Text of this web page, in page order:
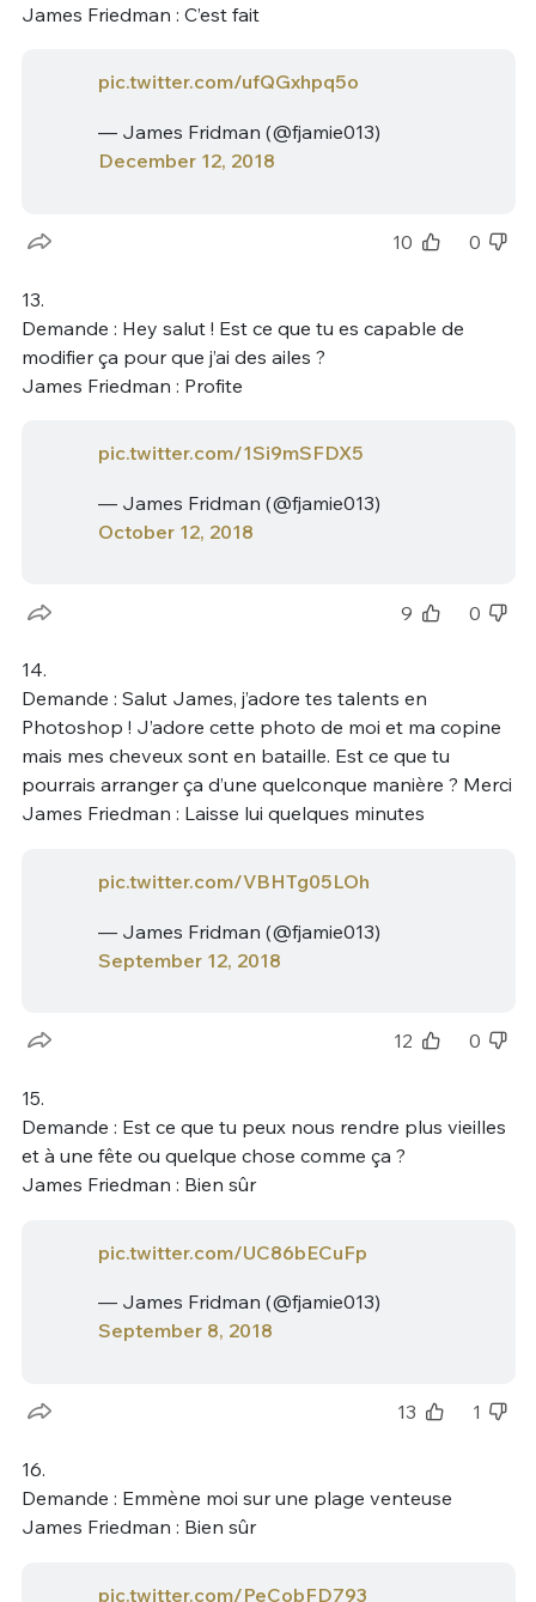
James Friedman : C’est fait
pic.twitter.com/ufQGxhpq5o
— James Fridman (@fjamie013)
December 12, 2018
10 0
13.
Demande : Hey salut ! Est ce que tu es capable de
modifier ça pour que j’ai des ailes ?
James Friedman : Profite
pic.twitter.com/1Si9mSFDX5
— James Fridman (@fjamie013)
October 12, 2018
9 0
14.
Demande : Salut James, j’adore tes talents en
Photoshop ! J’adore cette photo de moi et ma copine
mais mes cheveux sont en bataille. Est ce que tu
pourrais arranger ça d’une quelconque manière ? Merci
James Friedman : Laisse lui quelques minutes
pic.twitter.com/VBHTg05LOh
— James Fridman (@fjamie013)
September 12, 2018
12 0
15.
Demande : Est ce que tu peux nous rendre plus vieilles
et à une fête ou quelque chose comme ça ?
James Friedman : Bien sûr
pic.twitter.com/UC86bECuFp
— James Fridman (@fjamie013)
September 8, 2018
13 1
16.
Demande : Emmène moi sur une plage venteuse
James Friedman : Bien sûr
pic.twitter.com/PeCobFD793